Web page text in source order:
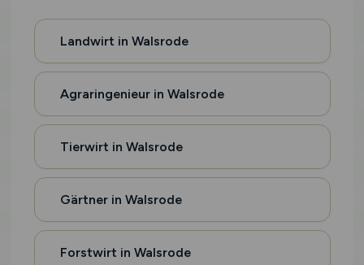
Landwirt in Walsrode
Agraringenieur in Walsrode
Tierwirt in Walsrode
Gärtner in Walsrode
Forstwirt in Walsrode